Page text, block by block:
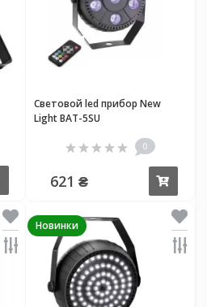
Световой led прибор New
Light BAT-5SU
0
621 ₴
Новинки